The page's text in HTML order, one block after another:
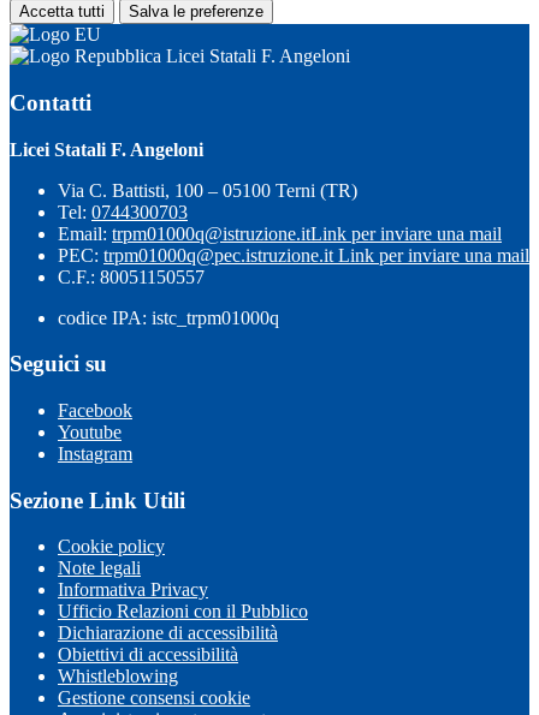
Accetta tutti Salva le preferenze
Licei Statali F. Angeloni
Contatti
Licei Statali F. Angeloni
Via C. Battisti, 100 – 05100 Terni (TR)
Tel: 0744300703
Email: trpm01000q@istruzione.itLink per inviare una mail
PEC: trpm01000q@pec.istruzione.it Link per inviare una mail
C.F.: 80051150557
codice IPA: istc_trpm01000q
Seguici su
Facebook
Youtube
Instagram
Sezione Link Utili
Cookie policy
Note legali
Informativa Privacy
Ufficio Relazioni con il Pubblico
Dichiarazione di accessibilità
Obiettivi di accessibilità
Whistleblowing
Gestione consensi cookie